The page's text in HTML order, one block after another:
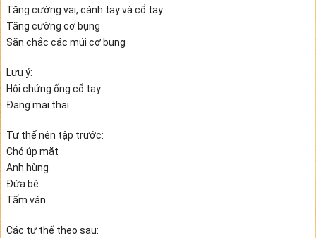
Tăng cường vai, cánh tay và cổ tay
Tăng cường cơ bụng
Săn chắc các múi cơ bụng
Lưu ý:
Hội chứng ống cổ tay
Đang mai thai
Tư thế nên tập trước:
Chó úp mặt
Anh hùng
Đứa bé
Tấm ván
Các tư thế theo sau: